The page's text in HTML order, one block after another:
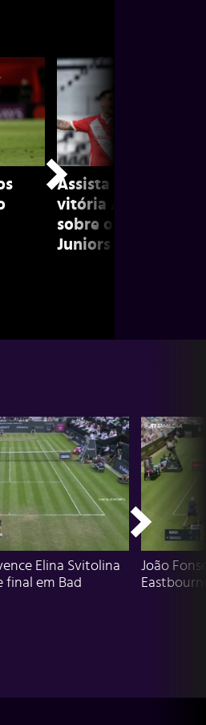
Assista aos lances
vitória Atlético
sobre o Argentinos
Juniors pela
Elina Svitolina
final em Bad
João